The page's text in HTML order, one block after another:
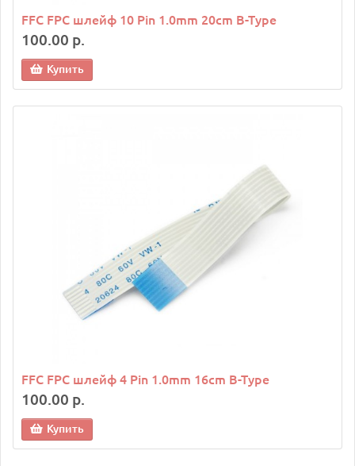
FFC FPC шлейф 10 Pin 1.0mm 20cm B-Type
100.00 р.
Купить
FFC FPC шлейф 4 Pin 1.0mm 16cm B-Type
100.00 р.
Купить